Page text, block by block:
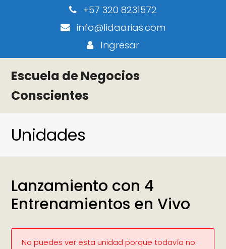
+57 320 8231572
info@lidaarias.com
Ingresar
Escuela de Negocios
Conscientes
Unidades
Lanzamiento con 4
Entrenamientos en Vivo
No puedes ver esta unidad porque todavía no